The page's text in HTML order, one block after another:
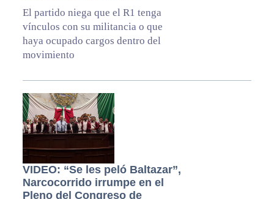
El partido niega que el R1 tenga
vínculos con su militancia o que
haya ocupado cargos dentro del
movimiento
VIDEO: “Se les peló Baltazar”,
Narcocorrido irrumpe en el
Pleno del Congreso de